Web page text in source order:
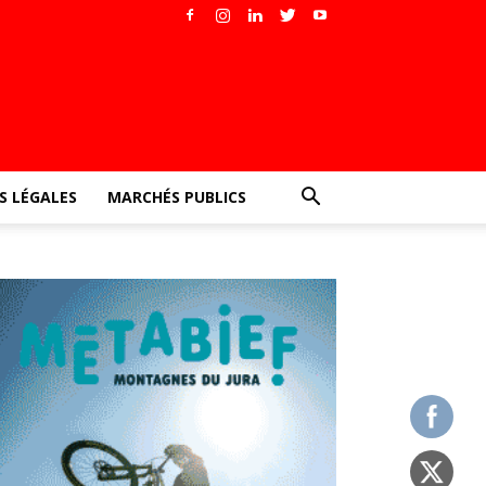
LÉGALES MARCHÉS PUBLICS